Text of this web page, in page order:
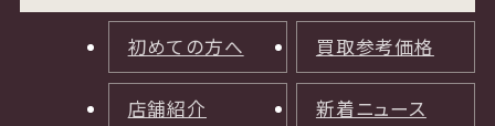
初めての方へ 買取参考価格
店舗紹介 新着ニュース